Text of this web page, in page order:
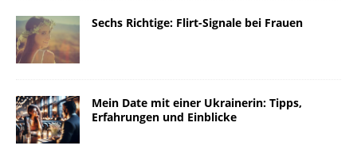
Sechs Richtige: Flirt-Signale bei Frauen
Mein Date mit einer Ukrainerin: Tipps,
Erfahrungen und Einblicke